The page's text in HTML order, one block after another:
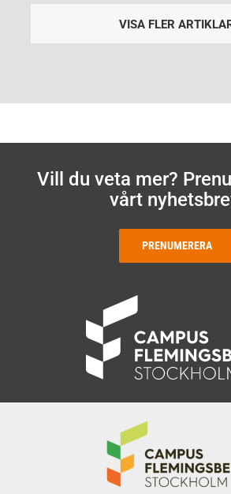
VISA FLER
Vill du veta mer?
vårt
PRENUMERERA